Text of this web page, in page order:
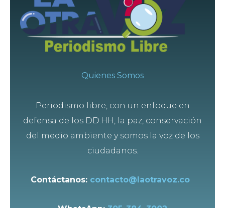
Quienes Somos
Periodismo libre, con un enfoque en
defensa de los DD.HH, la paz, conservación
del medio ambiente y somos la voz de los
ciudadanos.
Contáctanos: contacto@laotravoz.co